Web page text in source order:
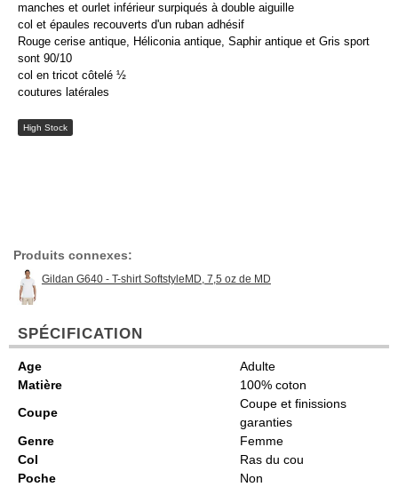
manches et ourlet inférieur surpiqués à double aiguille
col et épaules recouverts d'un ruban adhésif
Rouge cerise antique, Héliconia antique, Saphir antique et Gris sport
sont 90/10
col en tricot côtelé ½
coutures latérales
High Stock
Produits connexes:
Gildan G640 - T-shirt SoftstyleMD, 7,5 oz de MD
SPÉCIFICATION
Age
Adulte
Matière
100% coton
Coupe
Coupe et finissions
garanties
Genre
Femme
Col
Ras du cou
Poche
Non